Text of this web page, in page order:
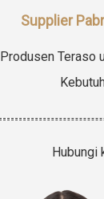
Supplier
Produsen Teraso
Hubungi